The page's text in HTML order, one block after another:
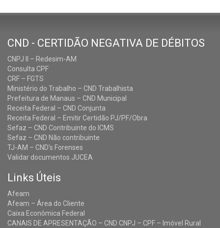
CND - CERTIDÃO NEGATIVA DE DÉBITOS
CNPJ II – Redesim-AM
Consulta CPF
CRF – FGTS
Ministério do Trabalho – CND Trabalhista
Prefeitura de Manaus – CND Municipal
Receita Federal – CND Conjunta
Receita Federal – Emitir Certidão PJ/PF/Obra
Sefaz – CND Contribuinte do ICMS
Sefaz – CND Não contribuinte
TJ-AM – CND's Forenses
Validar documentos JUCEA
Links Úteis
Afeam
Afeam – Área do Cliente
Caixa Econômica Federal
CANAIS DE APRESENTAÇÃO – CND CNPJ – CPF – Imóvel Rural